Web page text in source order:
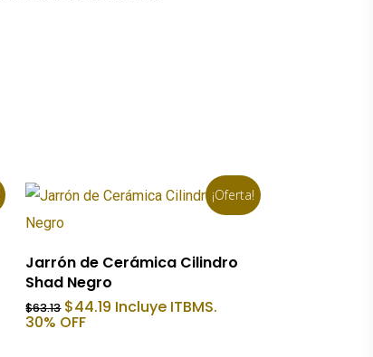
¡Oferta!
Añadir Al Carrito
Jarrón de Cerámica Cilindro
Shad Negro
$63.13 El
precio
$44.19 El
precio
Incluye ITBMS.
30% OFF